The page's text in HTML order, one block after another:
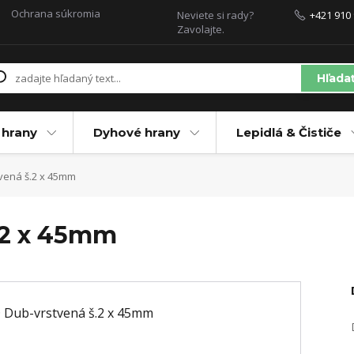
Ochrana súkromia
Neviete si rady?
Zavolajte.
+421 910
Dyhové hrany Lepidlá & Čističe
š.2 x 45mm
x 45mm